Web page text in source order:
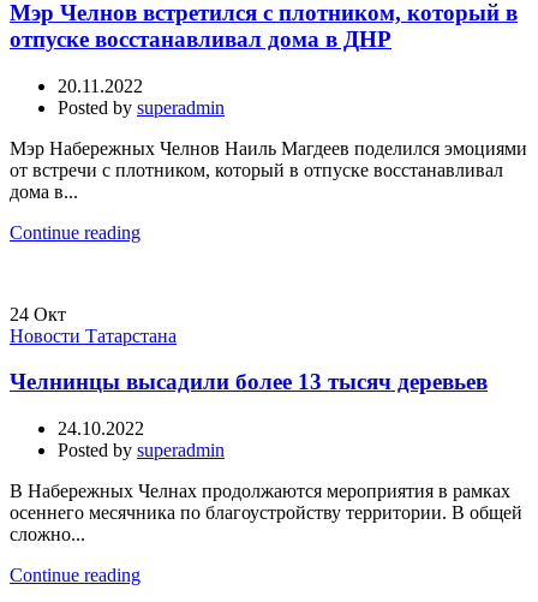
Мэр Челнов встретился с плотником, который в
отпуске восстанавливал дома в ДНР
20.11.2022
Posted by superadmin
Мэр Набережных Челнов Наиль Магдеев поделился эмоциями
от встречи с плотником, который в отпуске восстанавливал
дома в...
Continue reading
24 Окт
Новости Татарстана
Челнинцы высадили более 13 тысяч деревьев
24.10.2022
Posted by superadmin
В Набережных Челнах продолжаются мероприятия в рамках
осеннего месячника по благоустройству территории. В общей
сложно...
Continue reading